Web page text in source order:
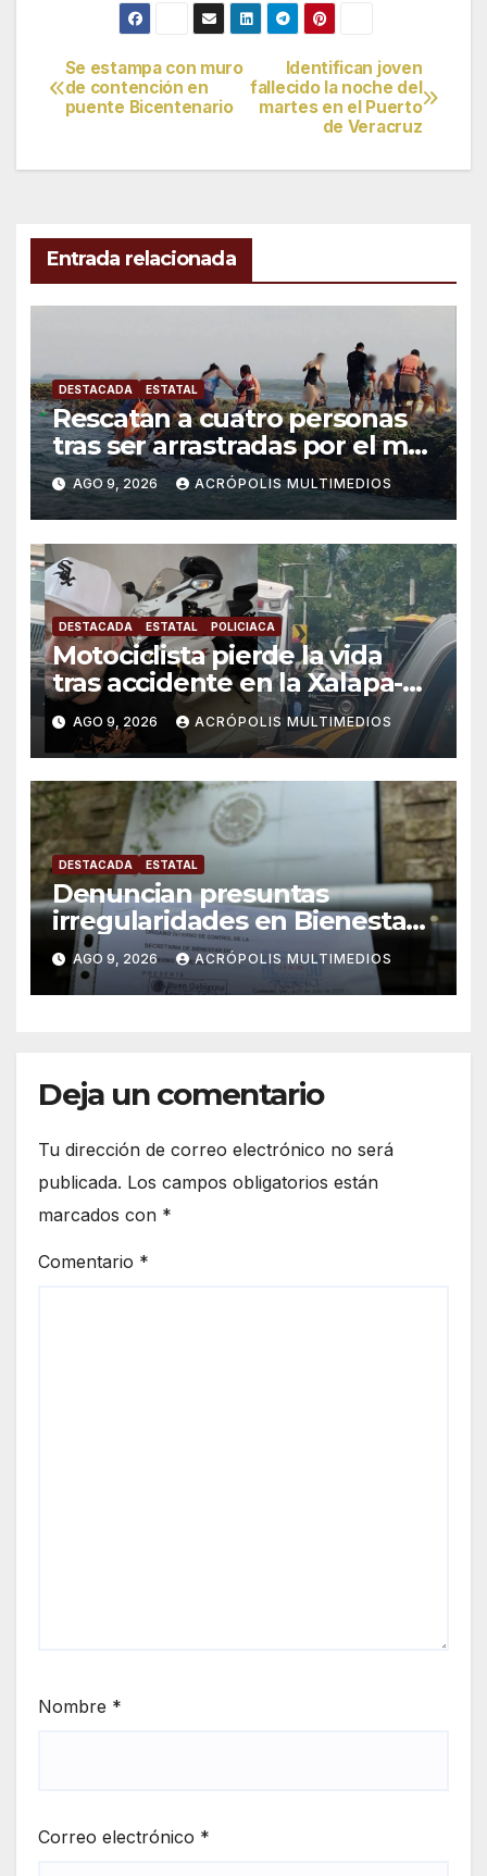
Navegación
de
entradas
Identifican joven
fallecido la noche del
martes en el Puerto
de Veracruz
Se estampa con muro
de contención en
puente Bicentenario
Entrada relacionada
DESTACADA ESTATAL
Rescatan a cuatro personas
tras ser arrastradas por el mar
en Chachalacas
AGO 9, 2026 ACRÓPOLIS MULTIMEDIOS
DESTACADA ESTATAL POLICIACA
Motociclista pierde la vida
tras accidente en la Xalapa-
Veracruz
AGO 9, 2026 ACRÓPOLIS MULTIMEDIOS
DESTACADA ESTATAL
Denuncian presuntas
irregularidades en Bienestar
de Coatepec
AGO 9, 2026 ACRÓPOLIS MULTIMEDIOS
Deja un comentario
Tu dirección de correo electrónico no será
publicada. Los campos obligatorios están
marcados con *
Comentario *
Nombre *
Correo electrónico *